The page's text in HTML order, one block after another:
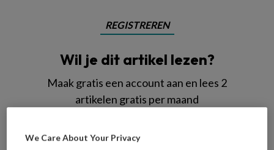
REGISTREREN
Wil je dit artikel lezen?
Maak gratis een account aan en lees 2
artikelen gratis per maand
We Care About Your Privacy